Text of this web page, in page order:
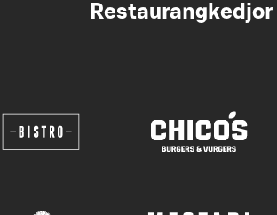
Restaurangkedjor